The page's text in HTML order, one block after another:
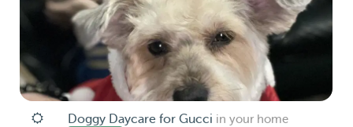
Doggy Daycare for Gucci in your home